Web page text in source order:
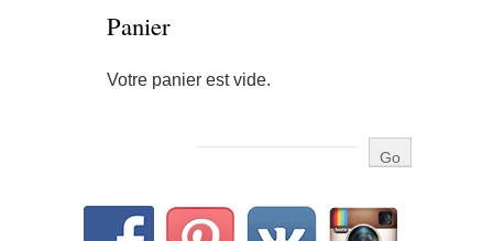
Panier
Votre panier est vide.